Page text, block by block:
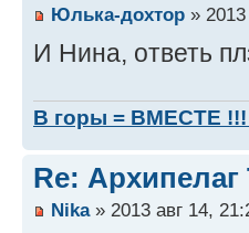
Юлька-дохтор »
И Нина, ответь
В горы = ВМЕСТЕ !!!
Re:
Nika» 2013 авг 14,